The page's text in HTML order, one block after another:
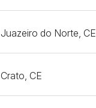
Juazeiro do Norte, CE
Crato, CE